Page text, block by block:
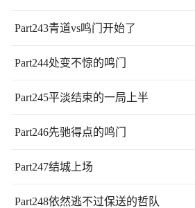
Part243青道vs鸣门开始了
Part244处变不惊的鸣门
Part245平淡结束的一局上半
Part246先驰得点的鸣门
Part247结城上场
Part248依然逃不过保送的哲队